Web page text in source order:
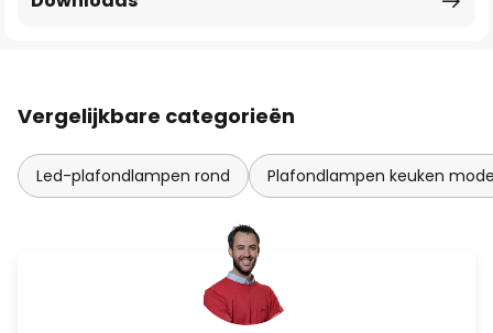
Vergelijkbare categorieën
Led-plafondlampen rond Plafondlampen keuken